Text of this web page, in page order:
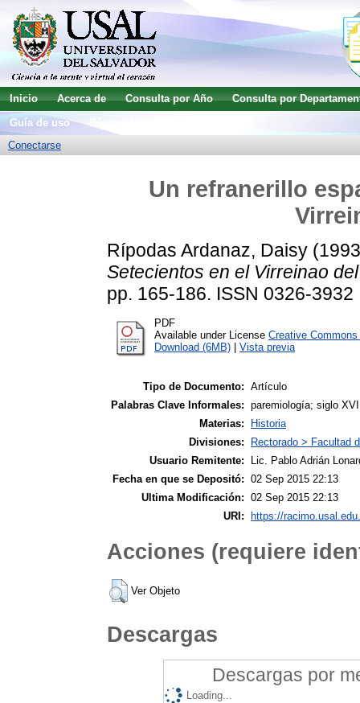
Inicio Acerca de Consulta por Año
Consulta por
Guía de uso
Conectarse
Un refranerillo
Rípodas Ardanaz, Daisy
Setecientos en el Virreinao
pp. 165-186. ISSN 0326-3932
PDF
Available under License Creative
Download (6MB)
Vista previa
Tipo de Documento: Artículo
Palabras Clave Informales: paremiología; siglo
Materias:
Historia
Divisiones:
Rectorado > Facultad
Usuario Remitente:
Lic. Pablo Adrián
Fecha en que se Depositó: 02 Sep 2015 22:13
Ultima Modificación: 02 Sep 2015 22:13
URI:
https://
Acciones (requiere
Ver Objeto
Descargas
Descargas por
Loading...